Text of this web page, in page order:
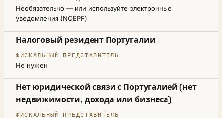
Необязательно — или используйте электронные
уведомления (NCEPF)
Налоговый резидент Португалии
Не нужен
Нет юридической связи с Португалией (нет
недвижимости, дохода или бизнеса)